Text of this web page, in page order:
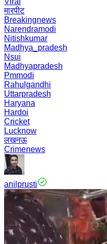
मारपीट
Breakingnews
Narendramodi
Nitishkumar
Madhya_pradesh
Nsui
Madhyapradesh
Pmmodi
Rahulgandhi
Uttarpradesh
Haryana
Hardoi
Cricket
Lucknow
लखनऊ
Crimenews
anilprusti